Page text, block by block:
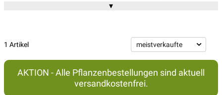
Weinreben für Pergola
Weinreben mit den grössten Beeren(4)
Weisse Trauben(5)
▾
1 Artikel
AKTION - Alle Pflanzenbestellungen sind aktuell
versandkostenfrei.